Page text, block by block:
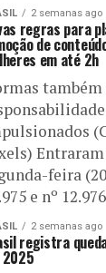
2 semanas ago
regras para
de
em até 2h
feira
e nº
2 semanas ago
registra
2025